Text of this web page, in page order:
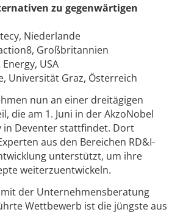
zu gegenwärtigen
Niederlande
Großbritannien
USA
Universität Graz, Österreich
nun an einer dreitägigen
die am 1. Juni in der AkzoNobel
in Deventer stattfindet. Dort
aus den Bereichen RD&I-
unterstützt, um ihre
weiterzuentwickeln.
der Unternehmensberatung
Wettbewerb ist die jüngste aus